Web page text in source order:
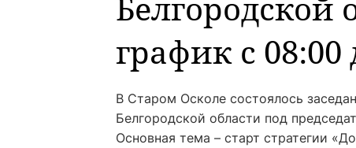
график с 08:00
В Старом Осколе состоялось
Белгородской области под
Основная тема – старт стратегии